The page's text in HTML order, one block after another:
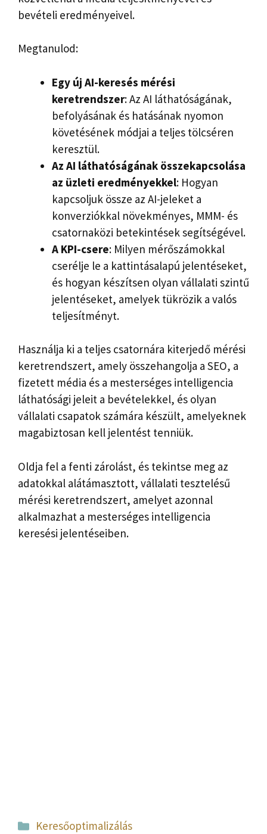
bevételi eredményeivel.
Megtanulod:
Egy új AI-keresés mérési
keretrendszer: Az AI láthatóságának,
befolyásának és hatásának nyomon
követésének módjai a teljes tölcséren
keresztül.
Az AI láthatóságának összekapcsolása
az üzleti eredményekkel: Hogyan
kapcsoljuk össze az AI-jeleket a
konverziókkal növekményes, MMM- és
csatornaközi betekintések segítségével.
A KPI-csere: Milyen mérőszámokkal
cserélje le a kattintásalapú jelentéseket,
és hogyan készítsen olyan vállalati szintű
jelentéseket, amelyek tükrözik a valós
teljesítményt.
Használja ki a teljes csatornára kiterjedő mérési
keretrendszert, amely összehangolja a SEO, a
fizetett média és a mesterséges intelligencia
láthatósági jeleit a bevételekkel, és olyan
vállalati csapatok számára készült, amelyeknek
magabiztosan kell jelentést tenniük.
Oldja fel a fenti zárolást, és tekintse meg az
adatokkal alátámasztott, vállalati tesztelésű
mérési keretrendszert, amelyet azonnal
alkalmazhat a mesterséges intelligencia
keresési jelentéseiben.
Kategória
Keresőoptimalizálás